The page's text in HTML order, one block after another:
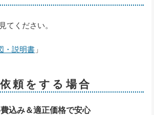
てください。
・説明書 」
頼をする場合
込み＆適正価格で安心